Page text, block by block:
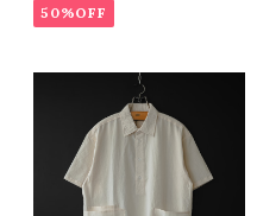
50%OFF